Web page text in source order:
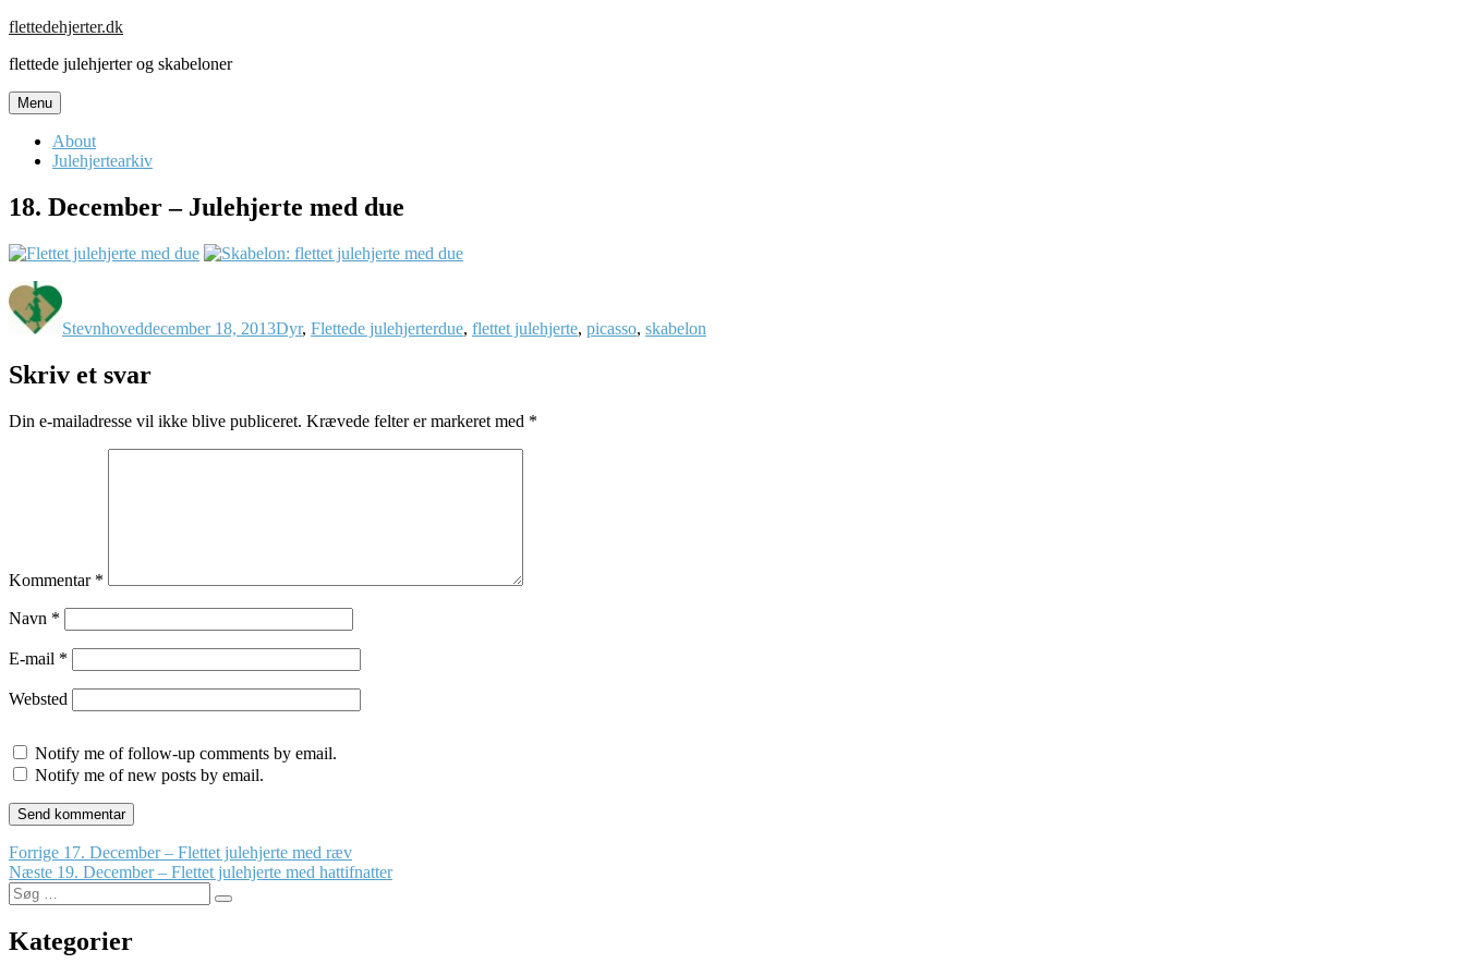
Skip
content
flettedehjerter.dk
flettede julehjerter og skabeloner
Menu
About
Julehjertearkiv
18. December – Julehjerte med due
Stevnhoveddecember 18, 2013Dyr, Flettede julehjerterdue, flettet julehjerte, picasso, skabelon
Skriv et svar
Din e-mailadresse vil ikke blive publiceret. Krævede felter er markeret med *
Kommentar *
Navn *
E-mail *
Websted
Notify me of follow-up comments by email.
Notify me of new posts by email.
Indlægsnavigation
Forrige Forrige
indlæg:
17. December – Flettet julehjerte med ræv
Næste Næste
19. December – Flettet julehjerte med hattifnatter
Søg
efter:
Søg
Kategorier